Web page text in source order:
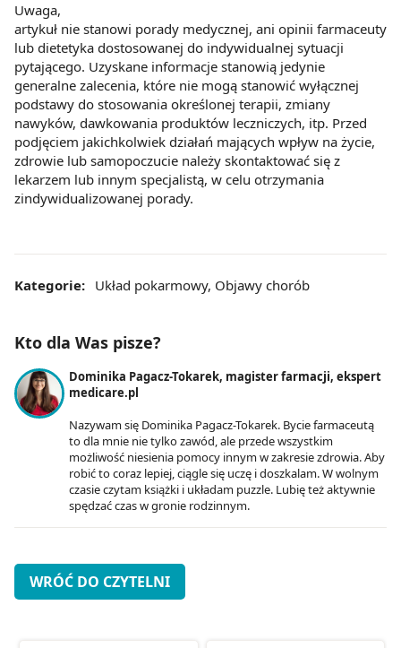
Uwaga,
artykuł nie stanowi porady medycznej, ani opinii farmaceuty
lub dietetyka dostosowanej do indywidualnej sytuacji
pytającego. Uzyskane informacje stanowią jedynie
generalne zalecenia, które nie mogą stanowić wyłącznej
podstawy do stosowania określonej terapii, zmiany
nawyków, dawkowania produktów leczniczych, itp. Przed
podjęciem jakichkolwiek działań mających wpływ na życie,
zdrowie lub samopoczucie należy skontaktować się z
lekarzem lub innym specjalistą, w celu otrzymania
zindywidualizowanej porady.
Kategorie: Układ pokarmowy, Objawy chorób
Kto dla Was pisze?
Dominika Pagacz-Tokarek, magister farmacji, ekspert
medicare.pl
Nazywam się Dominika Pagacz-Tokarek. Bycie farmaceutą
to dla mnie nie tylko zawód, ale przede wszystkim
możliwość niesienia pomocy innym w zakresie zdrowia. Aby
robić to coraz lepiej, ciągle się uczę i doszkalam. W wolnym
czasie czytam książki i układam puzzle. Lubię też aktywnie
spędzać czas w gronie rodzinnym.
WRÓĆ DO CZYTELNI